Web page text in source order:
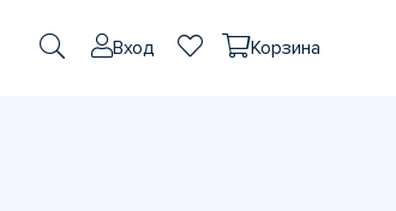
Вход Корзина